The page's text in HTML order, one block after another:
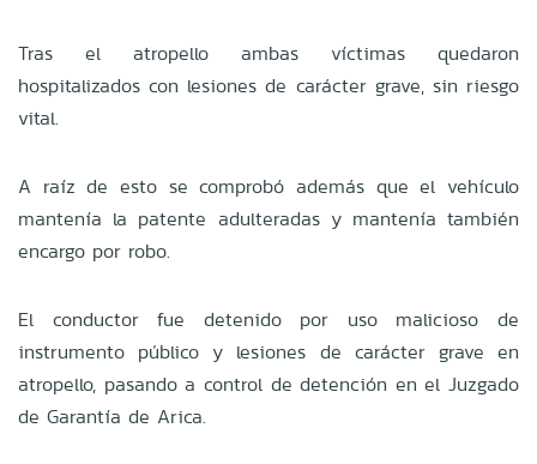
Tras el atropello ambas víctimas quedaron
hospitalizados con lesiones de carácter grave, sin riesgo
vital.
A raíz de esto se comprobó además que el vehículo
mantenía la patente adulteradas y mantenía también
encargo por robo.
El conductor fue detenido por uso malicioso de
instrumento público y lesiones de carácter grave en
atropello, pasando a control de detención en el Juzgado
de Garantía de Arica.